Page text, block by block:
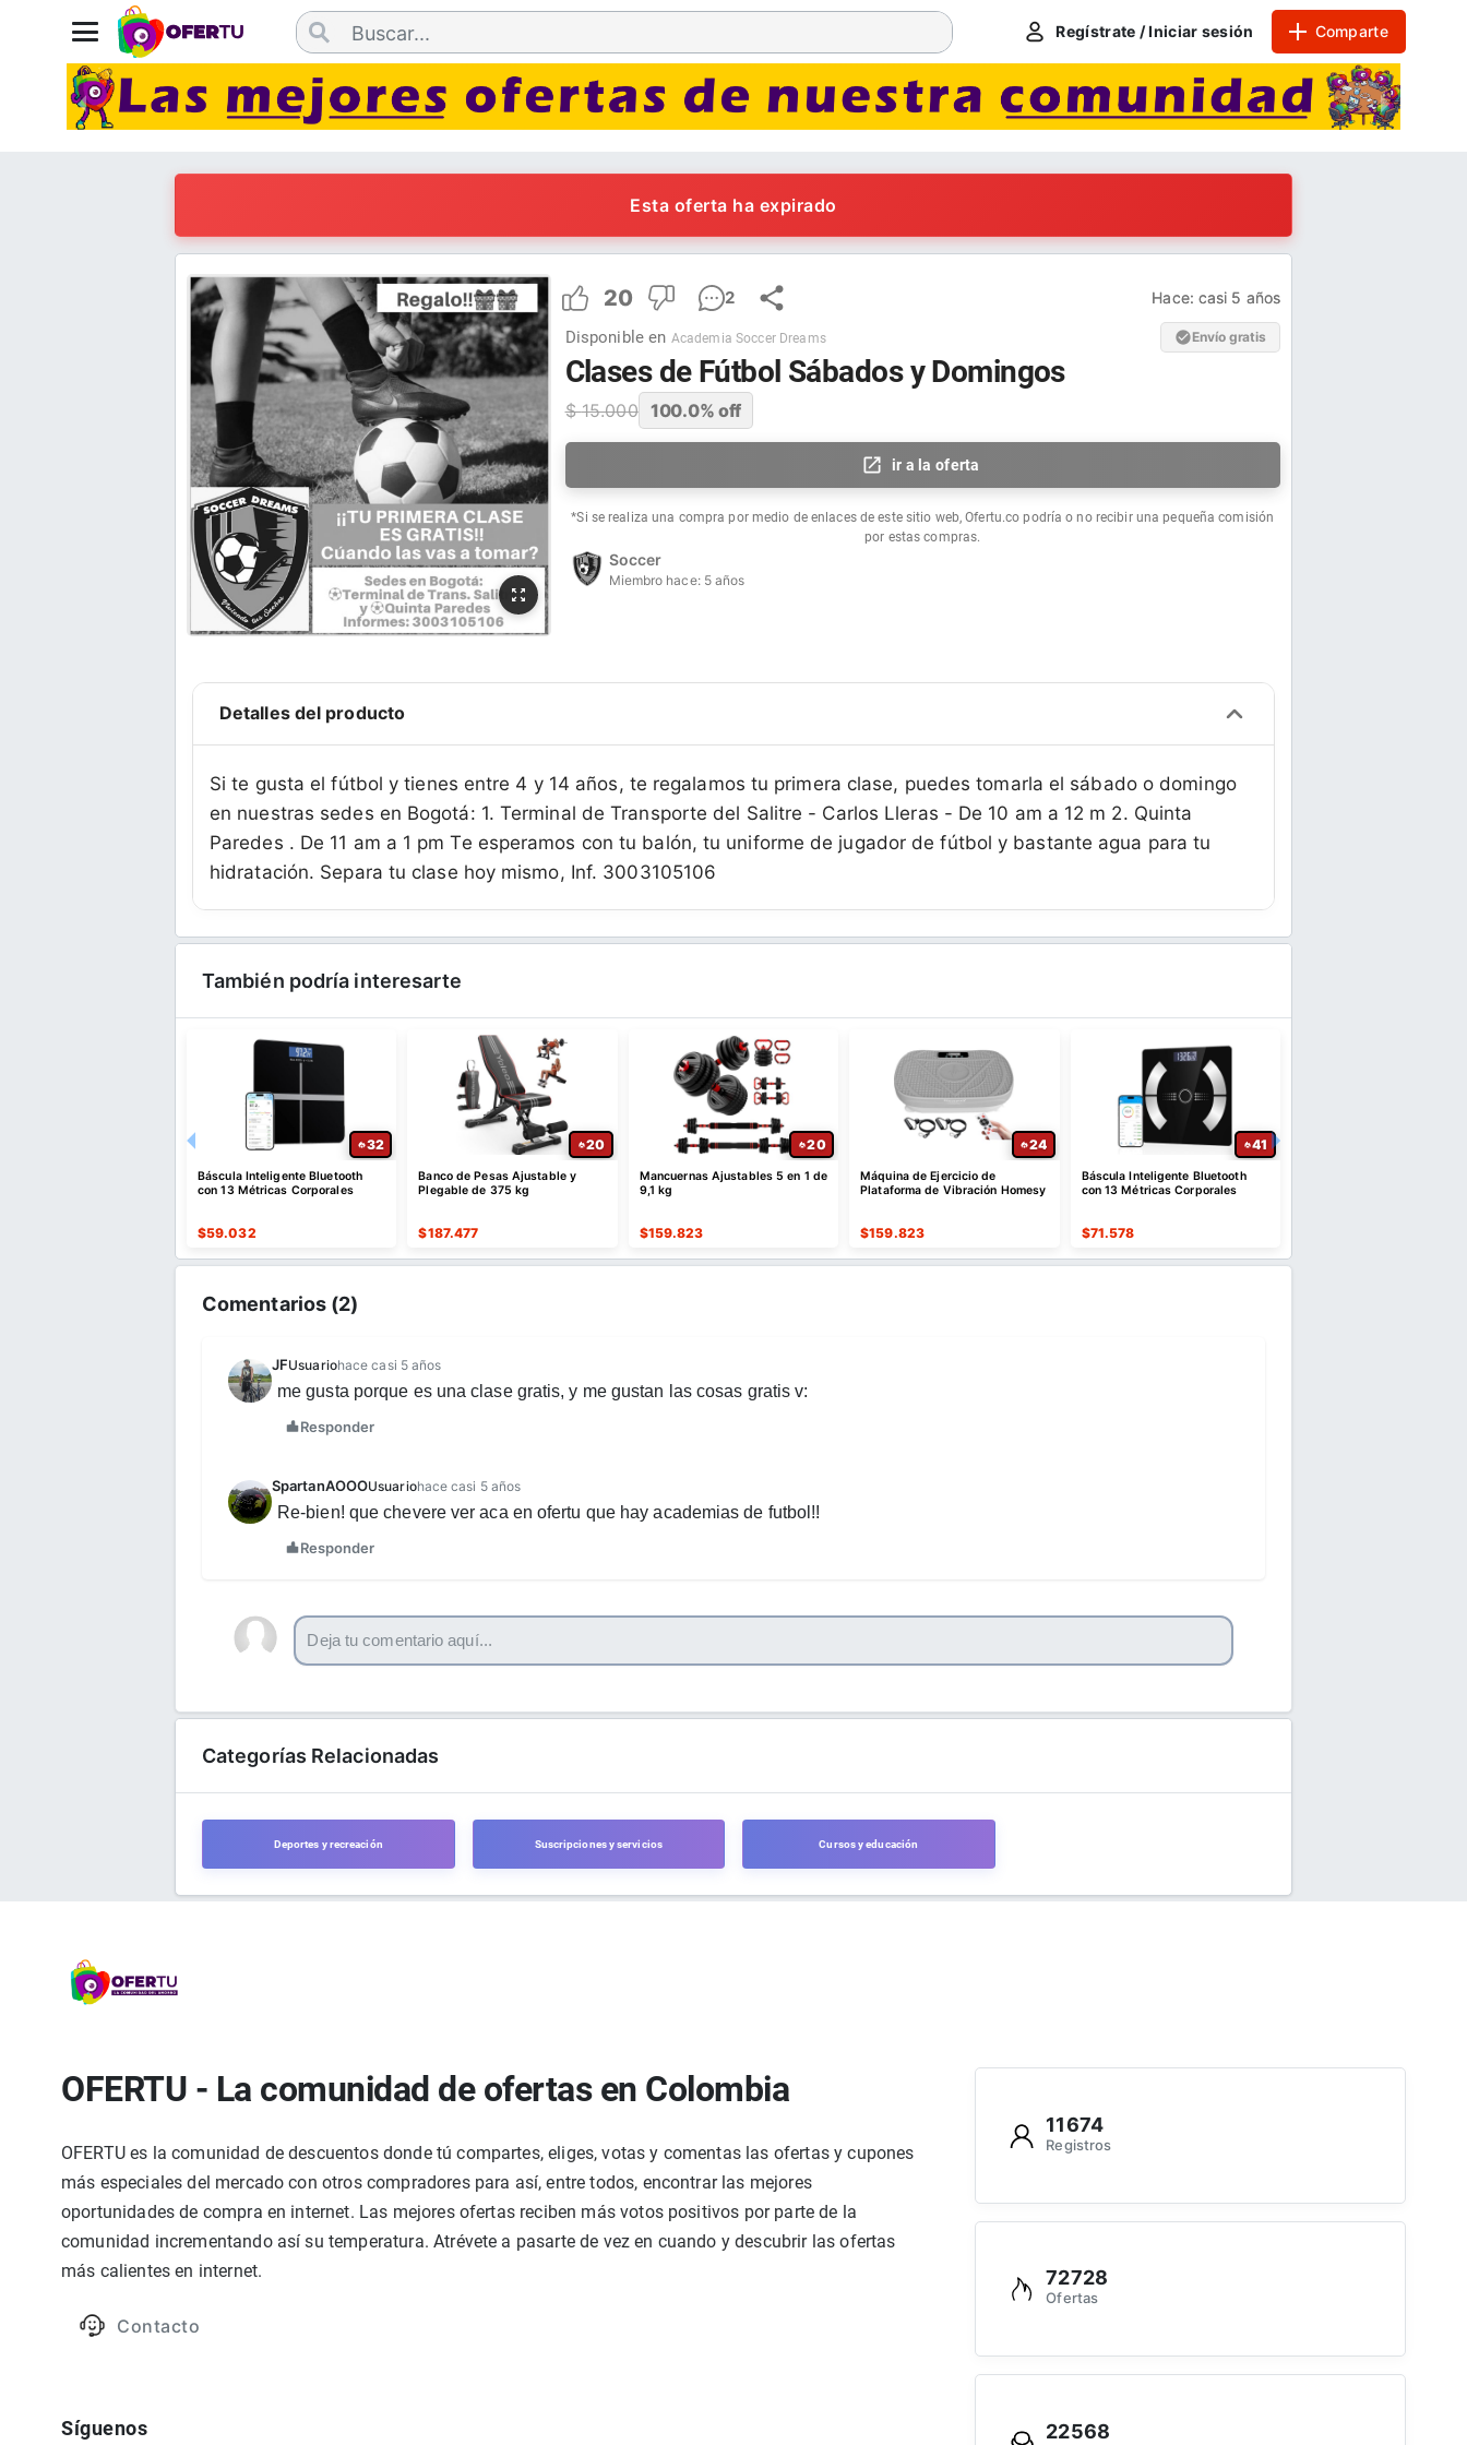
Regístrate / Iniciar sesión Comparte
Esta oferta ha expirado
20 2 Hace: casi 5 años
Disponible en Academia Soccer Dreams Envío gratis
Clases de Fútbol Sábados y Domingos
$15.000 100.0% off
ir a la oferta
*Si se realiza una compra por medio de enlaces de este sitio web, Ofertu.co podría o no recibir una pequeña comisión
por estas compras.
Soccer
Miembro hace: 5 años
Detalles del producto
Si te gusta el fútbol y tienes entre 4 y 14 años, te regalamos tu primera clase, puedes tomarla el sábado o domingo
en nuestras sedes en Bogotá: 1. Terminal de Transporte del Salitre - Carlos Lleras - De 10 am a 12 m 2. Quinta
Paredes . De 11 am a 1 pm Te esperamos con tu balón, tu uniforme de jugador de fútbol y bastante agua para tu
hidratación. Separa tu clase hoy mismo, Inf. 3003105106
También podría interesarte
32
Báscula Inteligente Bluetooth
con 13 Métricas Corporales
$59.032
20
Banco de Pesas Ajustable y
Plegable de 375 kg
$187.477
20
Mancuernas Ajustables 5 en 1 de
9,1 kg
$159.823
24
Máquina de Ejercicio de
Plataforma de Vibración Homesy
$159.823
41
Báscula Inteligente Bluetooth
con 13 Métricas Corporales
$71.578
Comentarios (2)
JFUsuariohace casi 5 años
me gusta porque es una clase gratis, y me gustan las cosas gratis v:
Responder
SpartanAOOOUsuariohace casi 5 años
Re-bien! que chevere ver aca en ofertu que hay academias de futbol!!
Responder
Categorías Relacionadas
Deportes y recreación Suscripciones y servicios Cursos y educación
OFERTU - La comunidad de ofertas en Colombia
OFERTU es la comunidad de descuentos donde tú compartes, eliges, votas y comentas las ofertas y cupones
más especiales del mercado con otros compradores para así, entre todos, encontrar las mejores
oportunidades de compra en internet. Las mejores ofertas reciben más votos positivos por parte de la
comunidad incrementando así su temperatura. Atrévete a pasarte de vez en cuando y descubrir las ofertas
más calientes en internet.
Contacto
Síguenos
11674
Registros
72728
Ofertas
22568